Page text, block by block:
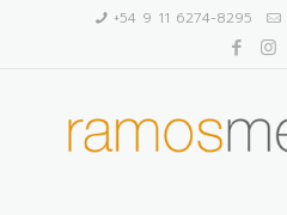
+54 9 11 6274-8295